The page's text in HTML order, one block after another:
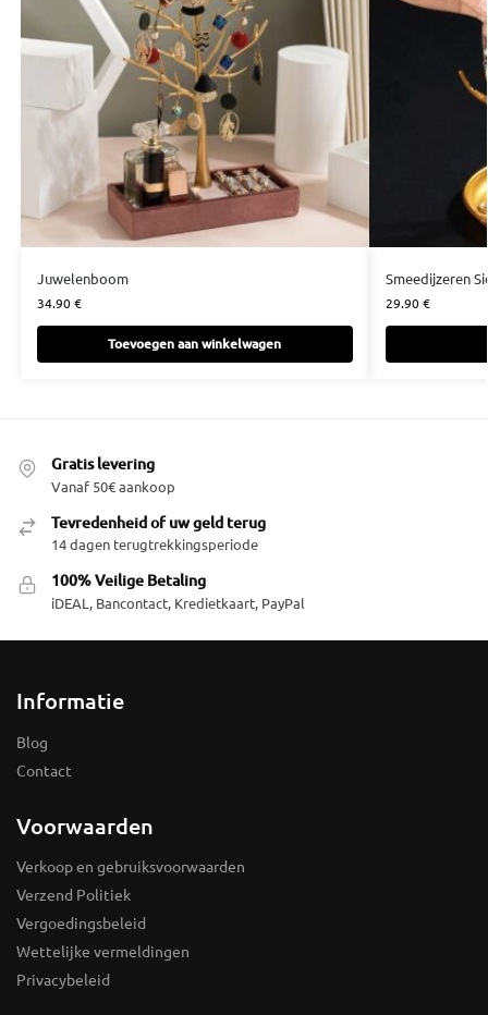
Juwelenboom
34.90€
Toevoegen aan winkelwagen
Smeedijzeren
29.90€
Gratis levering
Vanaf 50€ aankoop
Tevredenheid of uw geld terug
14 dagen terugtrekkingsperiode
100% Veilige Betaling
iDEAL, Bancontact, Kredietkaart, PayPal
Informatie
Blog
Contact
Voorwaarden
Verkoop en gebruiksvoorwaarden
Verzend Politiek
Vergoedingsbeleid
Wettelijke vermeldingen
Privacybeleid